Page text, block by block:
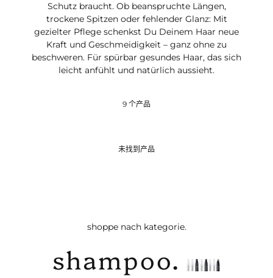
Schutz braucht. Ob beanspruchte Längen,
trockene Spitzen oder fehlender Glanz: Mit
gezielter Pflege schenkst Du Deinem Haar neue
Kraft und Geschmeidigkeit – ganz ohne zu
beschweren. Für spürbar gesundes Haar, das sich
leicht anfühlt und natürlich aussieht.
9 个产品
未找到产品
shoppe nach kategorie.
shampoo.